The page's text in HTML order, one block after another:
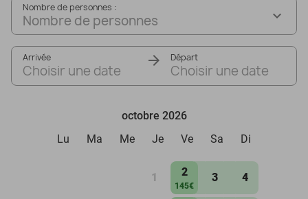
Nombre de personnes :
Nombre de personnes
Arrivée
Choisir une date
Départ
Choisir une date
octobre 2026
Lu
Ma Me Je Ve Sa Di
1 2
145€
3 4